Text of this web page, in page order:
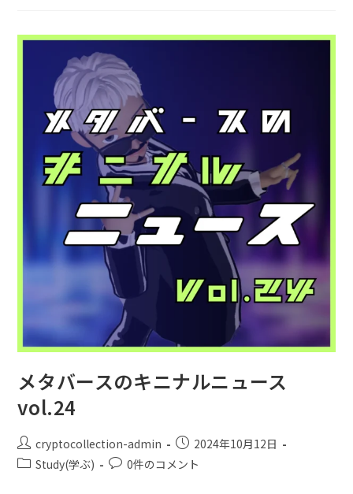
メタバースのキニナルニュース
vol.24
cryptocollection-admin
2024年10月12日
Study(学ぶ)
0件のコメント